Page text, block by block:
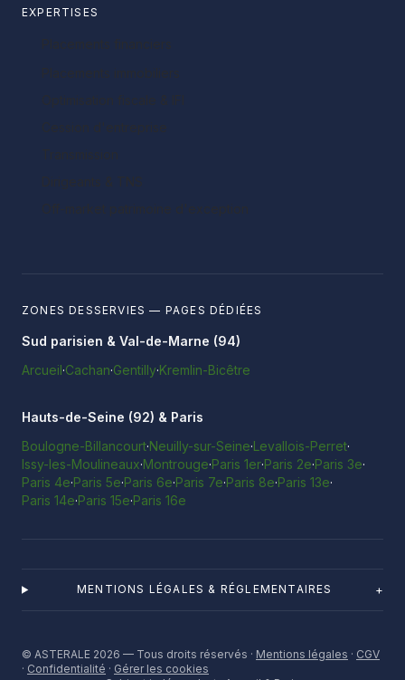
EXPERTISES
ZONES DESSERVIES — PAGES DÉDIÉES
Sud parisien & Val-de-Marne (94)
Arcueil·Cachan·Gentilly·Kremlin-Bicêtre
Hauts-de-Seine (92) & Paris
Boulogne-Billancourt·Neuilly-sur-Seine·Levallois-Perret·
Issy-les-Moulineaux·Montrouge·Paris 1er·Paris 2e·Paris 3e·
Paris 4e·Paris 5e·Paris 6e·Paris 7e·Paris 8e·Paris 13e·
Paris 14e·Paris 15e·Paris 16e
MENTIONS LÉGALES & RÉGLEMENTAIRES +
© ASTERALE 2026 — Tous droits réservés · Mentions légales · CGV
· Confidentialité · Gérer les cookies